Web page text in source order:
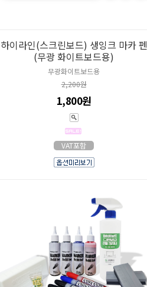
하이라인(스크린보드) 생잉크 마카 펜
(무광 화이트보드용)
무광화이트보드용
2,200원
1,800원
VAT포함